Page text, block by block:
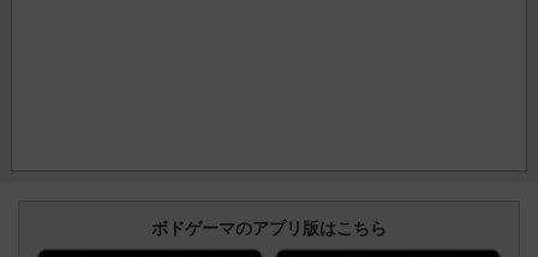
ボドゲーマのアプリ版はこちら